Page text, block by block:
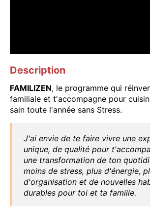
Description
FAMILIZEN, le programme qui
familiale et t'accompagne pour
sain toute l'année sans Stress.
J'ai envie de te faire vivre une
unique, de qualité pour
une transformation de ton
moins de stress, plus d'énergie,
d'organisation et de nouvelles
durables pour toi et ta famille.